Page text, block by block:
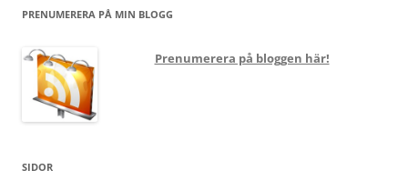
PRENUMERERA PÅ MIN BLOGG
Prenumerera på bloggen här!
SIDOR